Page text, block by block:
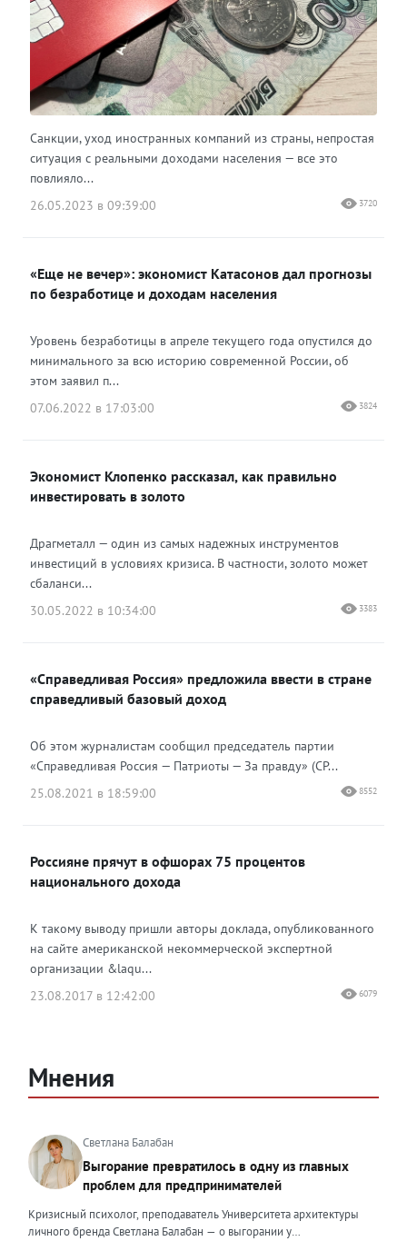
Санкции, уход иностранных компаний из страны, непростая
ситуация с реальными доходами населения — все это
повлияло...
26.05.2023 в 09:39:00
3720
«Еще не вечер»: экономист Катасонов дал прогнозы
по безработице и доходам населения
Уровень безработицы в апреле текущего года опустился до
минимального за всю историю современной России, об
этом заявил п...
07.06.2022 в 17:03:00
3824
Экономист Клопенко рассказал, как правильно
инвестировать в золото
Драгметалл — один из самых надежных инструментов
инвестиций в условиях кризиса. В частности, золото может
сбаланси...
30.05.2022 в 10:34:00
3383
«Справедливая Россия» предложила ввести в стране
справедливый базовый доход
Об этом журналистам сообщил председатель партии
«Справедливая Россия — Патриоты — За правду» (СР...
25.08.2021 в 18:59:00
8552
Россияне прячут в офшорах 75 процентов
национального дохода
К такому выводу пришли авторы доклада, опубликованного
на сайте американской некоммерческой экспертной
организации &laqu...
23.08.2017 в 12:42:00
6079
Мнения
Светлана Балабан
Выгорание превратилось в одну из главных
проблем для предпринимателей
Кризисный психолог, преподаватель Университета архитектуры
личного бренда Светлана Балабан — о выгорании у